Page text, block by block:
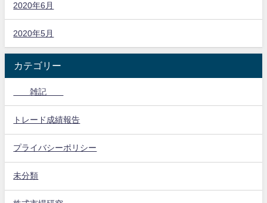
2020年6月
2020年5月
カテゴリー
雑記
トレード成績報告
プライバシーポリシー
未分類